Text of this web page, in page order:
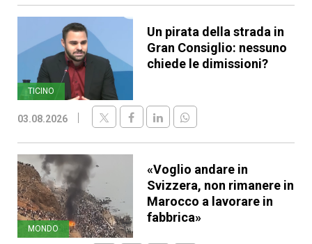
TICINO
Un pirata della strada in
Gran Consiglio: nessuno
chiede le dimissioni?
03.08.2026
MONDO
«Voglio andare in
Svizzera, non rimanere in
Marocco a lavorare in
fabbrica»